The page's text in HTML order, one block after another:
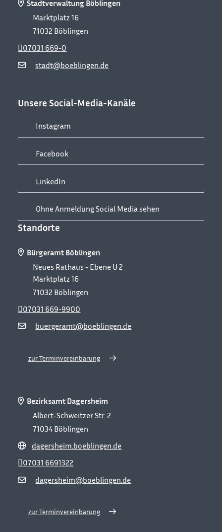
Stadtverwaltung Böblingen
Marktplatz 16
71032 Böblingen
stadt@boeblingen.de
07031 669-0
Unsere Social-Media-Kanäle
Instagram
Facebook
LinkedIn
Ohne Anmeldung Social Media sehen
Standorte
Bürgeramt Böblingen
Neues Rathaus - Ebene U 2
Marktplatz 16
71032 Böblingen
buergeramt@boeblingen.de
07031 669-9900
zur Terminvereinbarung
Bezirksamt Dagersheim
Albert-Schweitzer Str. 2
71034 Böblingen
dagersheim.boeblingen.de
dagersheim@boeblingen.de
07031 6691322
zur Terminvereinbarung